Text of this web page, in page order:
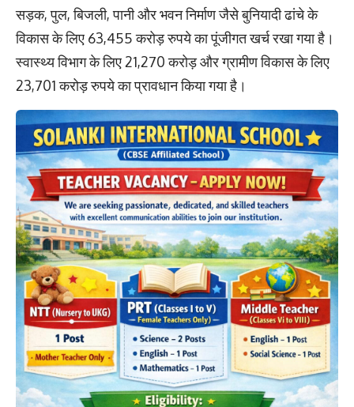
सड़क, पुल, बिजली, पानी और भवन निर्माण जैसे बुनियादी ढांचे के
विकास के लिए 63,455 करोड़ रुपये का पूंजीगत खर्च रखा गया है।
स्वास्थ्य विभाग के लिए 21,270 करोड़ और ग्रामीण विकास के लिए
23,701 करोड़ रुपये का प्रावधान किया गया है।